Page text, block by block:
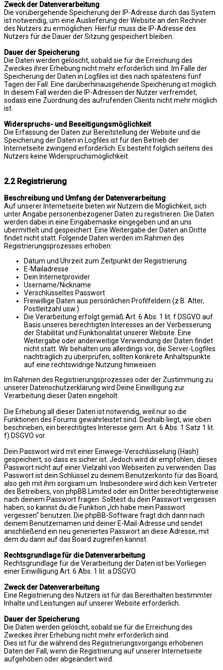
Zweck der Datenverarbeitung
Die vorübergehende Speicherung der IP-Adresse durch das System
ist notwendig, um eine Auslieferung der Website an den Rechner
des Nutzers zu ermöglichen. Hierfür muss die IP-Adresse des
Nutzers für die Dauer der Sitzung gespeichert bleiben.
Dauer der Speicherung
Die Daten werden gelöscht, sobald sie für die Erreichung des
Zweckes ihrer Erhebung nicht mehr erforderlich sind. Im Falle der
Speicherung der Daten in Logfiles ist dies nach spätestens fünf
Tagen der Fall. Eine darüberhinausgehende Speicherung ist möglich.
In diesem Fall werden die IP-Adressen der Nutzer verfremdet,
sodass eine Zuordnung des aufrufenden Clients nicht mehr möglich
ist.
Widerspruchs- und Beseitigungsmöglichkeit
Die Erfassung der Daten zur Bereitstellung der Website und die
Speicherung der Daten in Logfiles ist für den Betrieb der
Internetseite zwingend erforderlich. Es besteht folglich seitens des
Nutzers keine Widerspruchsmöglichkeit.
2.2 Registrierung
Beschreibung und Umfang der Datenverarbeitung
Auf unserer Internetseite bieten wir Nutzern die Möglichkeit, sich
unter Angabe personenbezogener Daten zu registrieren. Die Daten
werden dabei in eine Eingabemaske eingegeben und an uns
übermittelt und gespeichert. Eine Weitergabe der Daten an Dritte
findet nicht statt. Folgende Daten werden im Rahmen des
Registrierungsprozesses erhoben:
Datum und Uhrzeit zum Zeitpunkt der Registrierung
E-Mailadresse
Dein Internetprovider
Username/Nickname
Verschlüsseltes Passwort
Freiwillige Daten aus persönlichen Profilfeldern (z.B. Alter,
Postleitzahl usw.)
Die Verarbeitung erfolgt gemäß Art. 6 Abs. 1 lit. f DSGVO auf
Basis unseres berechtigten Interesses an der Verbesserung
der Stabilität und Funktionalität unserer Website. Eine
Weitergabe oder anderweitige Verwendung der Daten findet
nicht statt. Wir behalten uns allerdings vor, die Server-Logfiles
nachträglich zu überprüfen, sollten konkrete Anhaltspunkte
auf eine rechtswidrige Nutzung hinweisen.
Im Rahmen des Registrierungsprozesses oder der Zustimmung zu
unserer Datenschutzerklärung wird Deine Einwilligung zur
Verarbeitung dieser Daten eingeholt.
Die Erhebung all dieser Daten ist notwendig, weil nur so die
Funktionen des Forums gewährleistet sind. Deshalb liegt, wie oben
beschrieben, ein berechtigtes Interesse gem. Art. 6 Abs. 1 Satz 1 lit.
f) DSGVO vor.
Dein Passwort wird mit einer Einwege-Verschlüsselung (Hash)
gespeichert, so dass es sicher ist. Jedoch wird dir empfohlen, dieses
Passwort nicht auf einer Vielzahl von Webseiten zu verwenden. Das
Passwort ist dein Schlüssel zu deinem Benutzerkonto für das Board,
also geh mit ihm sorgsam um. Insbesondere wird dich kein Vertreter
des Betreibers, von phpBB Limited oder ein Dritter berechtigterweise
nach deinem Passwort fragen. Solltest du dein Passwort vergessen
haben, so kannst du die Funktion „Ich habe mein Passwort
vergessen“ benutzen. Die phpBB-Software fragt dich dann nach
deinem Benutzernamen und deiner E-Mail-Adresse und sendet
anschließend ein neu generiertes Passwort an diese Adresse, mit
dem du dann auf das Board zugreifen kannst.
Rechtsgrundlage für die Datenverarbeitung
Rechtsgrundlage für die Verarbeitung der Daten ist bei Vorliegen
einer Einwilligung Art. 6 Abs. 1 lit. a DSGVO.
Zweck der Datenverarbeitung
Eine Registrierung des Nutzers ist für das Bereithalten bestimmter
Inhalte und Leistungen auf unserer Website erforderlich.
Dauer der Speicherung
Die Daten werden gelöscht, sobald sie für die Erreichung des
Zweckes ihrer Erhebung nicht mehr erforderlich sind.
Dies ist für die während des Registrierungsvorgangs erhobenen
Daten der Fall, wenn die Registrierung auf unserer Internetseite
aufgehoben oder abgeändert wird.